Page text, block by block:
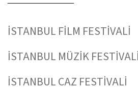
İSTANBUL FİLM FESTİVALİ
İSTANBUL MÜZİK FESTİVALİ
İSTANBUL CAZ FESTİVALİ